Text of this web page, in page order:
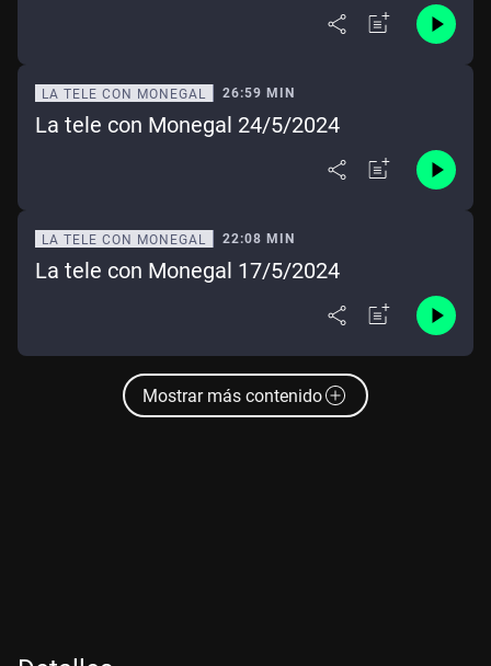
LA TELE CON MONEGAL 26:59 MIN
La tele con Monegal 24/5/2024
LA TELE CON MONEGAL 22:08 MIN
La tele con Monegal 17/5/2024
Mostrar más contenido